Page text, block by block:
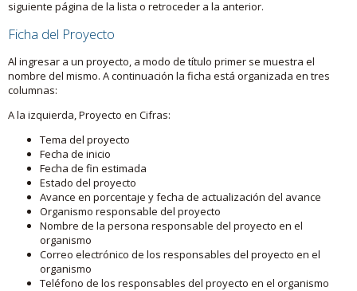
siguiente página de la lista o retroceder a la anterior.
Ficha del Proyecto
Al ingresar a un proyecto, a modo de título primer se muestra el
nombre del mismo. A continuación la ficha está organizada en tres
columnas:
A la izquierda, Proyecto en Cifras:
Tema del proyecto
Fecha de inicio
Fecha de fin estimada
Estado del proyecto
Avance en porcentaje y fecha de actualización del avance
Organismo responsable del proyecto
Nombre de la persona responsable del proyecto en el
organismo
Correo electrónico de los responsables del proyecto en el
organismo
Teléfono de los responsables del proyecto en el organismo